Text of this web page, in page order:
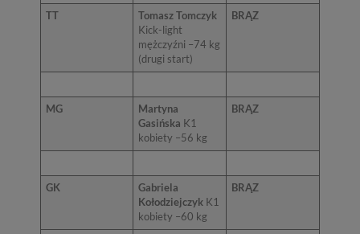
TT
Tomasz Tomczyk
Kick-light
mężczyźni –74 kg
(drugi start)
BRĄZ
MG
Martyna
Gasińska K1
kobiety –56 kg
BRĄZ
GK
Gabriela
Kołodziejczyk K1
kobiety –60 kg
BRĄZ